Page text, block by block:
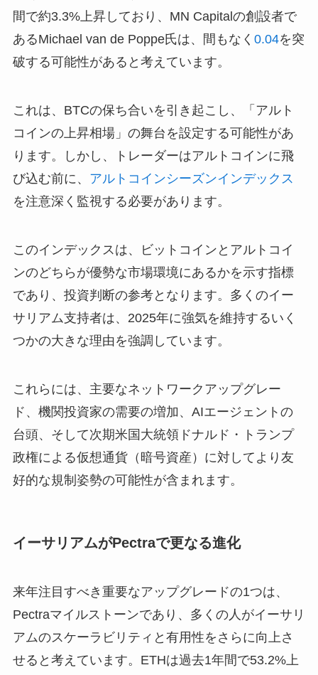
間で約3.3%上昇しており、MN Capitalの創設者で
あるMichael van de Poppe氏は、間もなく 0.04を突
破する可能性があると考えています。
これは、BTCの保ち合いを引き起こし、「アルト
コインの上昇相場」の舞台を設定する可能性があ
ります。しかし、トレーダーはアルトコインに飛
び込む前に、 アルトコインシーズンインデックス
を注意深く監視する必要があります。
このインデックスは、ビットコインとアルトコイ
ンのどちらが優勢な市場環境にあるかを示す指標
であり、投資判断の参考となります。多くのイー
サリアム支持者は、2025年に強気を維持するいく
つかの大きな理由を強調しています。
これらには、主要なネットワークアップグレー
ド、機関投資家の需要の増加、AIエージェントの
台頭、そして次期米国大統領ドナルド・トランプ
政権による仮想通貨（暗号資産）に対してより友
好的な規制姿勢の可能性が含まれます。
イーサリアムがPectraで更なる進化
来年注目すべき重要なアップグレードの1つは、
Pectraマイルストーンであり、多くの人がイーサリ
アムのスケーラビリティと有用性をさらに向上さ
せると考えています。ETHは過去1年間で53.2%上